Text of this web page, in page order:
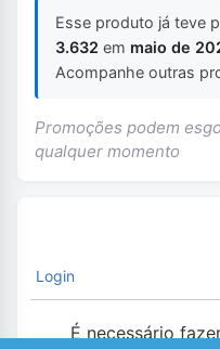
Esse produto já teve
3.632 em maio de
Acompanhe outras
Promoções podem
qualquer momento
Login
É necessário